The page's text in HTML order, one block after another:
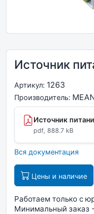
Источник
Артикул: 1263
Производитель:
Источник
pdf, 888.7 kB
Вся документация
Цены и наличие
Работаем только с
Минимальный заказ